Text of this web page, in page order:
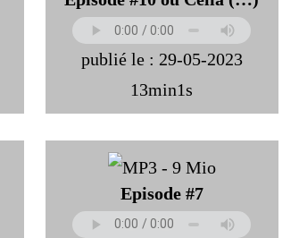
publié le : 29-05-2023
13min1s
Episode #7